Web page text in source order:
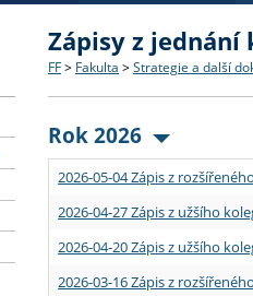
Struktura a historie
Strategie a další
Podpora a benefity pro
Absolventi fakulty
Co studovat a jak se
Učitelské studijní
Informace k průběhu
Bakalářské a magisterské
Doktorské studium
Rigorózní řízení
O vědě a výzkumu na FF
Akademické kvalifikace
Granty a projekty
Aktuální nabídky a
Vyjíždějící studenti
Přijíždějící studenti
Vyjíždějící zaměstnanci
Zápisy z jednání
FF > Fakulta > Strategie a další
Rok 2026
2026-05-04 Zápis z
2026-04-27 Zápis z užšího
2026-04-20 Zápis z užšího
2026-03-16 Zápis z